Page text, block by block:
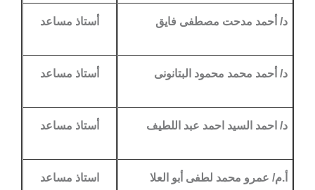
د/ أحمد مدحت مصطفى فايق أستاذ مساعد
د/ أحمد محمد محمود البتانونى أستاذ مساعد
د/ احمد السيد احمد عبد اللطيف أستاذ مساعد
أ.م/ عمرو محمد لطفى أبو العلا استاذ مساعد